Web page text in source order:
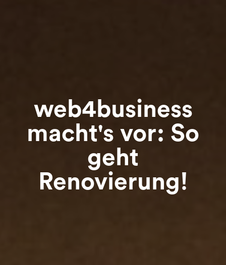
web4business
macht's vor: So
geht
Renovierung!